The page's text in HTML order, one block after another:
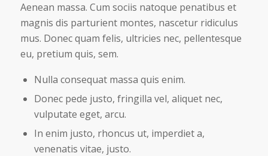
Aenean massa. Cum sociis natoque penatibus et
magnis dis parturient montes, nascetur ridiculus
mus. Donec quam felis, ultricies nec, pellentesque
eu, pretium quis, sem.
Nulla consequat massa quis enim.
Donec pede justo, fringilla vel, aliquet nec,
vulputate eget, arcu.
In enim justo, rhoncus ut, imperdiet a,
venenatis vitae, justo.